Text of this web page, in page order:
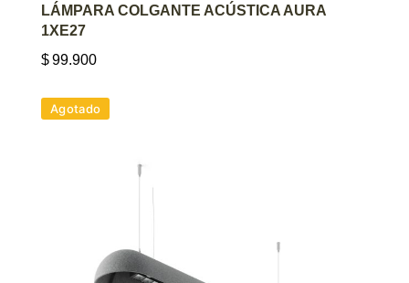
AGREGAR AL CARRITO
LÁMPARA COLGANTE ACÚSTICA AURA
1XE27
$99.900
Agotado